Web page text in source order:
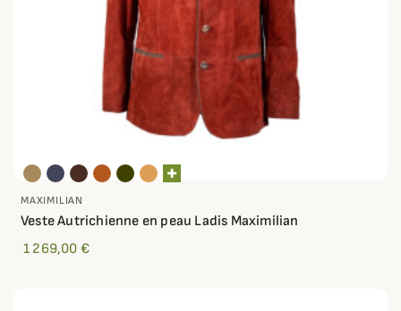
MAXIMILIAN
Veste Autrichienne en peau Ladis Maximilian
1 269,00 €